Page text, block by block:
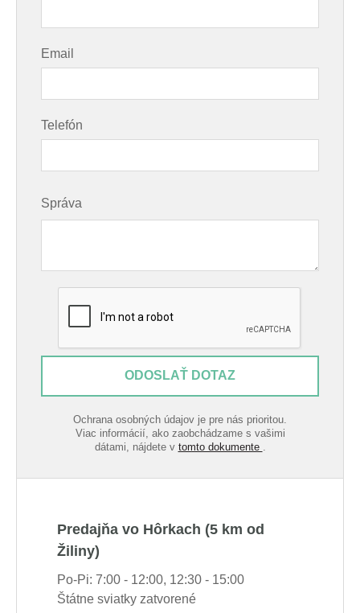
Email
Telefón
Správa
ODOSLAŤ DOTAZ
Ochrana osobných údajov je pre nás prioritou.
Viac informácií, ako zaobchádzame s vašimi
dátami, nájdete v tomto dokumente
Predajňa vo Hôrkach (5 km od
Žiliny)
Po-Pi: 7:00 - 12:00, 12:30 - 15:00
Štátne sviatky zatvorené